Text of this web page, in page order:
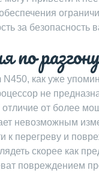
за
по разгону
как уже
не
от более
невозможным
перегреву и
скорее как
повреждением